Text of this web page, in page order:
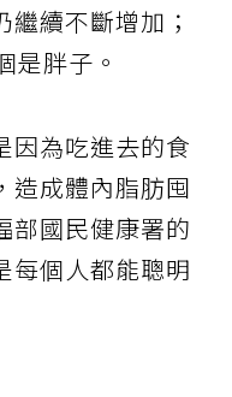
續不斷增加；
是胖子。
因為吃進去的食
造成體內脂肪囤
部國民健康署的
每個人都能聰明